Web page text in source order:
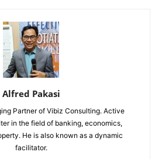
Alfred Pakasi
Partner of Vibiz Consulting. Active
in the field of banking, economics,
He is also known as a dynamic
facilitator.